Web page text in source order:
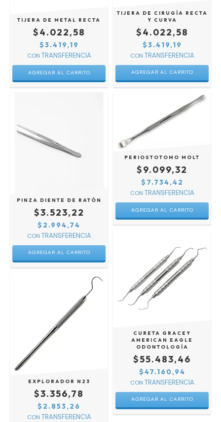
TIJERA DE METAL RECTA
$4.022,58
$3.419,19
CON
TIJERA DE CIRUGÍA RECTA
Y CURVA
$4.022,58
$3.419,19
CON
AGREGAR AL CARRITO
PINZA DIENTE DE RATÓN
$3.523,22
$2.994,74
CON
PERIOSTOTOMO MOLT
$9.099,32
$7.734,42
CON
EXPLORADOR N23
$3.356,78
$2.853,26
CON
CURETA GRACEY
AMERICAN EAGLE
ODONTOLOGÍA
$55.483,46
$47.160,94
CON
AGREGAR AL CARRITO